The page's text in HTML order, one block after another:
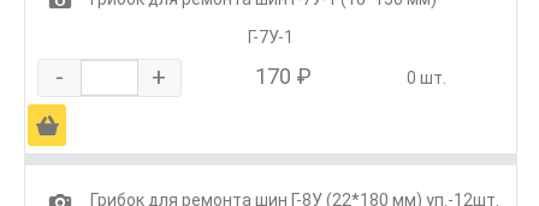
Г-7У-1
- + 170 ₽ 0 шт.
Ä
Грибок для ремонта шин Г-8У (22*180 мм) уп.-12шт.